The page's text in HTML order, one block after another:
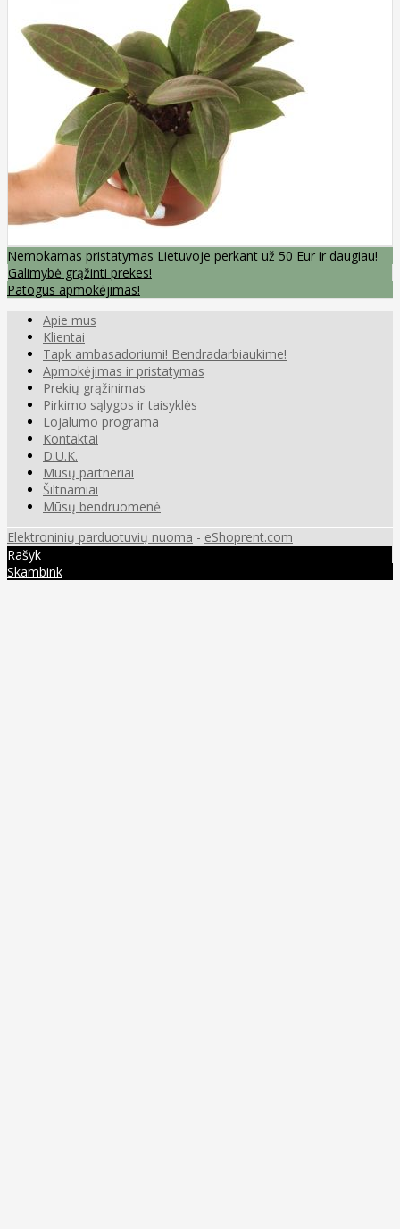
Nemokamas pristatymas Lietuvoje perkant už 50 Eur ir daugiau!
Galimybė grąžinti prekes!
Patogus apmokėjimas!
Apie mus
Klientai
Tapk ambasadoriumi! Bendradarbiaukime!
Apmokėjimas ir pristatymas
Prekių grąžinimas
Pirkimo sąlygos ir taisyklės
Lojalumo programa
Kontaktai
D.U.K.
Mūsų partneriai
Šiltnamiai
Mūsų bendruomenė
Elektroninių parduotuvių nuoma - eShoprent.com
Rašyk
Skambink